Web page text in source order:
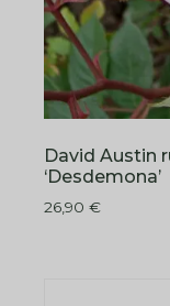
David Austin
‘Desdemona’
26,90€